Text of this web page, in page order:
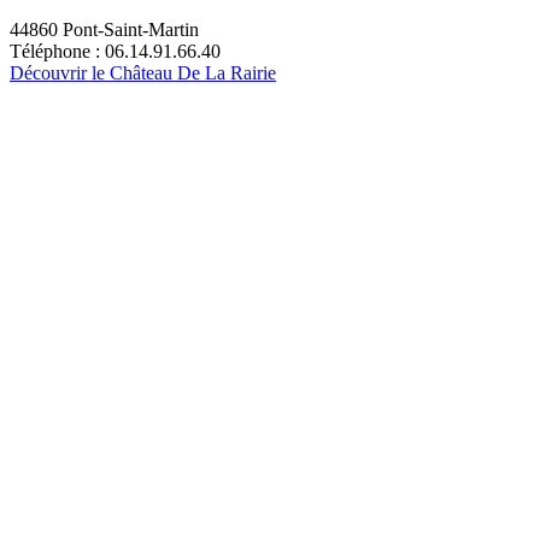
44860 Pont-Saint-Martin
Téléphone : 06.14.91.66.40
Découvrir le Château De La Rairie